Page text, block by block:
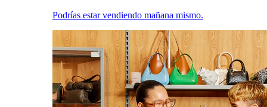
Podrías estar vendiendo mañana mismo.